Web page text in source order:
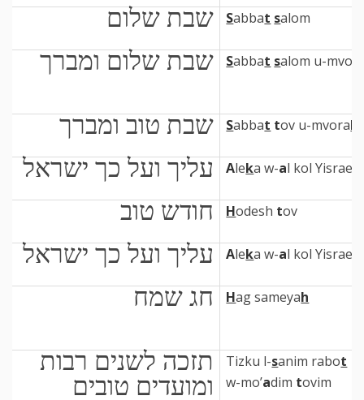
שבת שלום Sabbat salom
שבת שלום ומברך Sabbat salom u-
שבת טוב ומברך Sabbat tov u-mvorak
עליך ועל כך ישראל Aleka w-al kol Yisrael
חודש טוב Hodesh tov
עליך ועל כך ישראל Aleka w-al kol Yisrael
חג שמח Hag sameyah
תזכה לשנים רבות
ומועדים טובים
Tizku l-sanim rabot
w-mo’adim tovim